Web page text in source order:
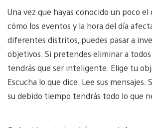
Una vez que hayas conocido un poco el
cómo los eventos y la hora del día
diferentes distritos, puedes pasar a
objetivos. Si pretendes eliminar a todos
tendrás que ser inteligente. Elige tu
Escucha lo que dice. Lee sus mensajes.
su debido tiempo tendrás todo lo que